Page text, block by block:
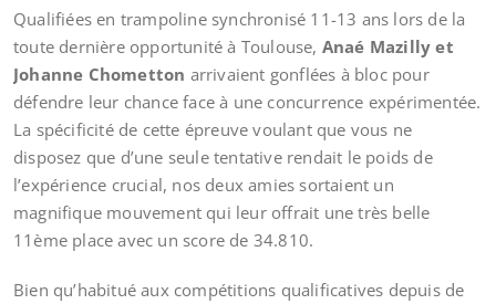
Qualifiées en trampoline synchronisé 11-13 ans lors de la
toute dernière opportunité à Toulouse, Anaé Mazilly et
Johanne Chometton arrivaient gonflées à bloc pour
défendre leur chance face à une concurrence expérimentée.
La spécificité de cette épreuve voulant que vous ne
disposez que d’une seule tentative rendait le poids de
l’expérience crucial, nos deux amies sortaient un
magnifique mouvement qui leur offrait une très belle
11ème place avec un score de 34.810.
Bien qu’habitué aux compétitions qualificatives depuis de